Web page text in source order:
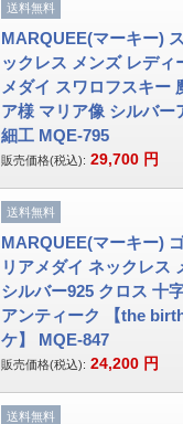
送料無料
MARQUEE(マーキー)
ックレス メンズ レディ
メダイ スワロフスキー
ア様 マリア像 シルバー
細工 MQE-795
販売価格(税込): 29,700 円
送料無料
MARQUEE(マーキー)
リアメダイ ネックレス
シルバー925 クロス 十
アンティーク 【the
ケ】 MQE-847
販売価格(税込): 24,200 円
送料無料